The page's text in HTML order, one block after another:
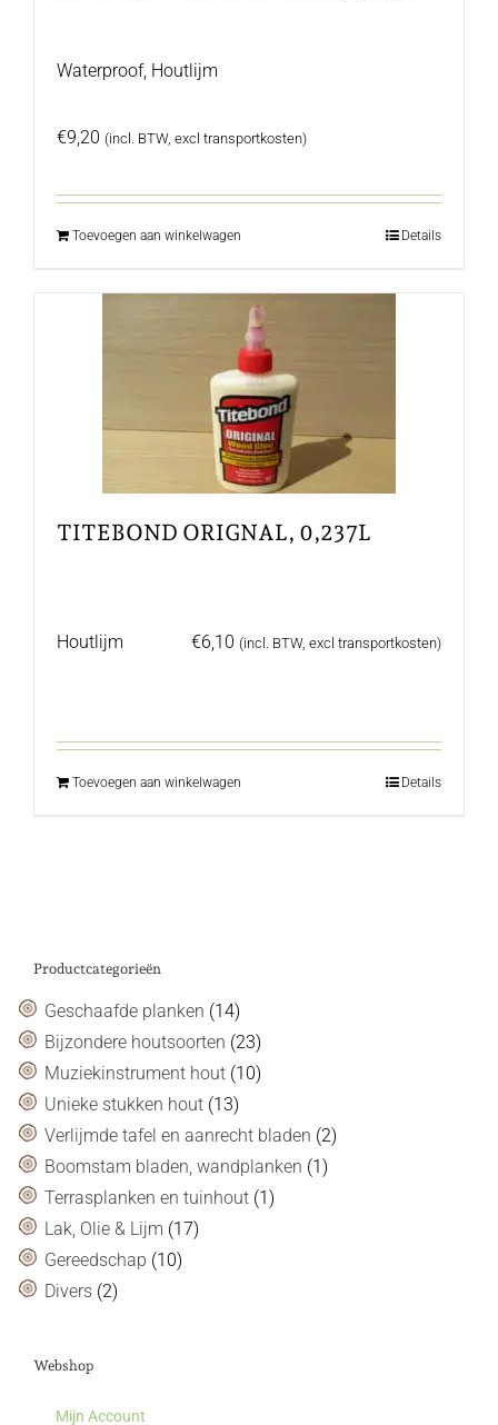
Waterproof, Houtlijm
€9,20 (incl. BTW, excl transportkosten)
Toevoegen aan winkelwagen Details
TITEBOND ORIGNAL, 0,237L
Houtlijm €6,10 (incl. BTW, excl transportkosten)
Toevoegen aan winkelwagen Details
Productcategorieën
Geschaafde planken (14)
Bijzondere houtsoorten (23)
Muziekinstrument hout (10)
Unieke stukken hout (13)
Verlijmde tafel en aanrecht bladen (2)
Boomstam bladen, wandplanken (1)
Terrasplanken en tuinhout (1)
Lak, Olie & Lijm (17)
Gereedschap (10)
Divers (2)
Webshop
Mijn Account